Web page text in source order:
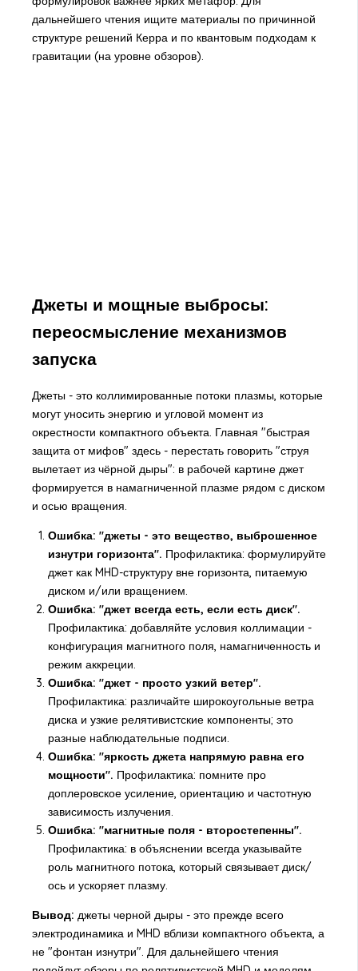
дальнейшего чтения ищите материалы по причинной
структуре решений Керра и по квантовым подходам к
гравитации (на уровне обзоров).
Джеты и мощные выбросы:
переосмысление механизмов
запуска
Джеты - это коллимированные потоки плазмы, которые
могут уносить энергию и угловой момент из
окрестности компактного объекта. Главная "быстрая
защита от мифов" здесь - перестать говорить "струя
вылетает из чёрной дыры": в рабочей картине джет
формируется в намагниченной плазме рядом с диском
и осью вращения.
Ошибка: "джеты - это вещество, выброшенное
изнутри горизонта". Профилактика: формулируйте
джет как MHD-структуру вне горизонта, питаемую
диском и/или вращением.
Ошибка: "джет всегда есть, если есть диск".
Профилактика: добавляйте условия коллимации -
конфигурация магнитного поля, намагниченность и
режим аккреции.
Ошибка: "джет - просто узкий ветер".
Профилактика: различайте широкоугольные ветра
диска и узкие релятивистские компоненты; это
разные наблюдательные подписи.
Ошибка: "яркость джета напрямую равна его
мощности". Профилактика: помните про
доплеровское усиление, ориентацию и частотную
зависимость излучения.
Ошибка: "магнитные поля - второстепенны".
Профилактика: в объяснении всегда указывайте
роль магнитного потока, который связывает диск/
ось и ускоряет плазму.
Вывод: джеты черной дыры - это прежде всего
электродинамика и MHD вблизи компактного объекта, а
не "фонтан изнутри". Для дальнейшего чтения